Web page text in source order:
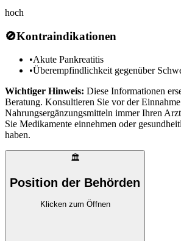
hoch
🚫Kontraindikationen
•Akute Pankreatitis
•Überempfindlichkeit gegenüber
Wichtiger Hinweis: Diese Informationen
Beratung. Konsultieren Sie vor der
Nahrungsergänzungsmitteln immer Ihren
Sie Medikamente einnehmen oder
haben.
🏛️
Position der Behörden
Klicken zum Öffnen